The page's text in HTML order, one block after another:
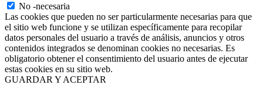
No -necesaria
Las cookies que pueden no ser particularmente necesarias para que
el sitio web funcione y se utilizan específicamente para recopilar
datos personales del usuario a través de análisis, anuncios y otros
contenidos integrados se denominan cookies no necesarias. Es
obligatorio obtener el consentimiento del usuario antes de ejecutar
estas cookies en su sitio web.
GUARDAR Y ACEPTAR